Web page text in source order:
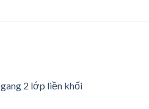
2 lớp liền khối